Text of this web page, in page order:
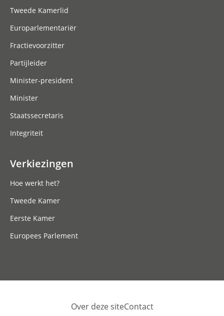
Tweede Kamerlid
Europarlementariër
Fractievoorzitter
Partijleider
Minister-president
Minister
Staatssecretaris
Integriteit
Verkiezingen
Hoe werkt het?
Tweede Kamer
Eerste Kamer
Europees Parlement
Over deze siteContact